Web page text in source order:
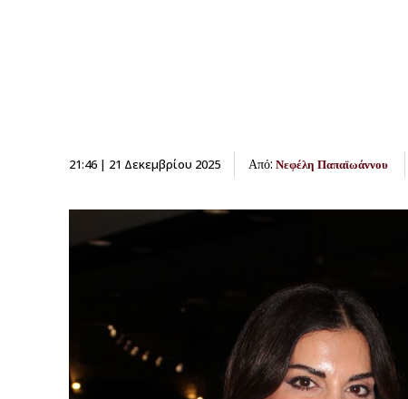
21:46 | 21 Δεκεμβρίου 2025 Από: Νεφέλη Παπαϊωάννου